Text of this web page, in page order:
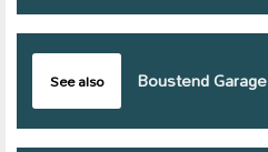
See also Boustend Garage